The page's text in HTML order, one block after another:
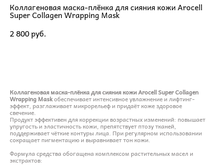
Коллагеновая маска-плёнка для сияния кожи Arocell
Super Collagen Wrapping Mask
2 800 pуб.
Коллагеновая маска-плёнка для сияния кожи Arocell Super Collagen
Wrapping Maskобеспечивает интенсивное увлажнение и лифтинг-
эффект, разглаживает микрорельеф и придаёт коже здоровое
свечение.
Продукт эффективен для коррекции возрастных изменений: повышает
упругость и эластичность кожи, препятствует птозу тканей,
поддерживает чёткие контуры лица. При регулярном использовании
сокращает пигментацию и выравнивает тон кожи.
Формула средства обогащена комплексом растительных масел и
экстрактов: